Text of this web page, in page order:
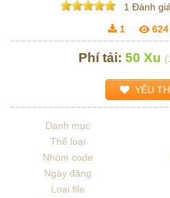
1 Đánh giá
1
624
Phí tải: 50 Xu
YÊU
Danh mục
Thể loại
Nhóm code
Ngày đăng
Loại file